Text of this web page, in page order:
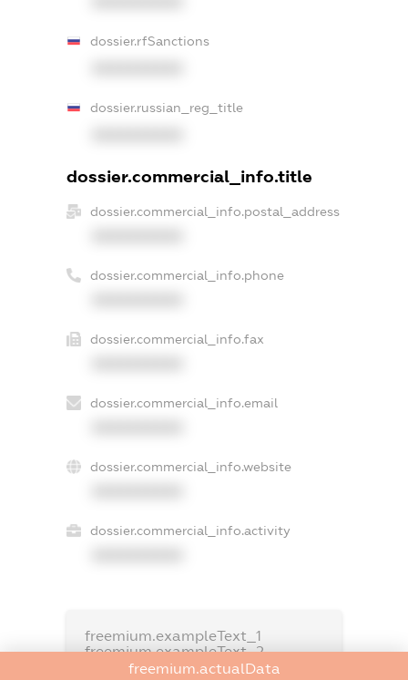
dossier.rfSanctions
dossier.russian_reg_title
dossier.commercial_info.title
dossier.commercial_info.postal_address
dossier.commercial_info.phone
dossier.commercial_info.fax
dossier.commercial_info.email
dossier.commercial_info.website
dossier.commercial_info.activity
freemium.exampleText_1
freemium.exampleText_2
freemium.anonymousPerSearch2
freemium.actualData